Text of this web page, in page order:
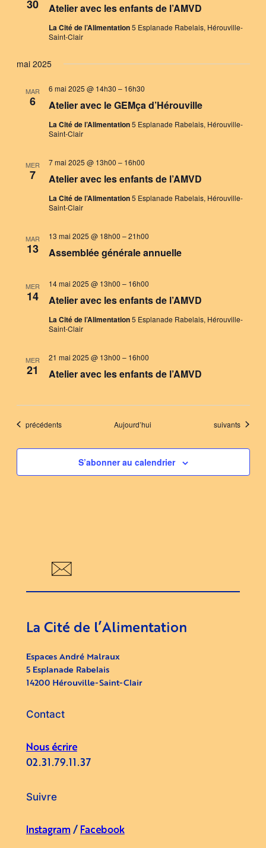
30 Atelier avec les enfants de l’AMVD
La Cité de l’Alimentation5 Esplanade Rabelais, Hérouville-
Saint-Clair
mai 2025
MAR
6 Atelier avec le GEMça d’Hérouville
6 mai 2025 @ 14h30 – 16h30
La Cité de l’Alimentation5 Esplanade Rabelais, Hérouville-
Saint-Clair
MER
7 Atelier avec les enfants de l’AMVD
7 mai 2025 @ 13h00 – 16h00
La Cité de l’Alimentation5 Esplanade Rabelais, Hérouville-
Saint-Clair
MAR
13 Assemblée générale annuelle
13 mai 2025 @ 18h00 –21h00
MER
14 Atelier avec les enfants de l’AMVD
14 mai 2025 @ 13h00 – 16h00
La Cité de l’Alimentation5 Esplanade Rabelais, Hérouville-
Saint-Clair
MER
21 Atelier avec les enfants de l’AMVD
21 mai 2025 @ 13h00 – 16h00
Évènements
précédents Aujourd’hui Évènements
suivants
S’abonner au calendrier
La Cité de l’Alimentation
Espaces André Malraux
5 Esplanade Rabelais
14200 Hérouville-Saint-Clair
Contact
Nous écrire
02.31.79.11.37
Suivre
Instagram / Facebook